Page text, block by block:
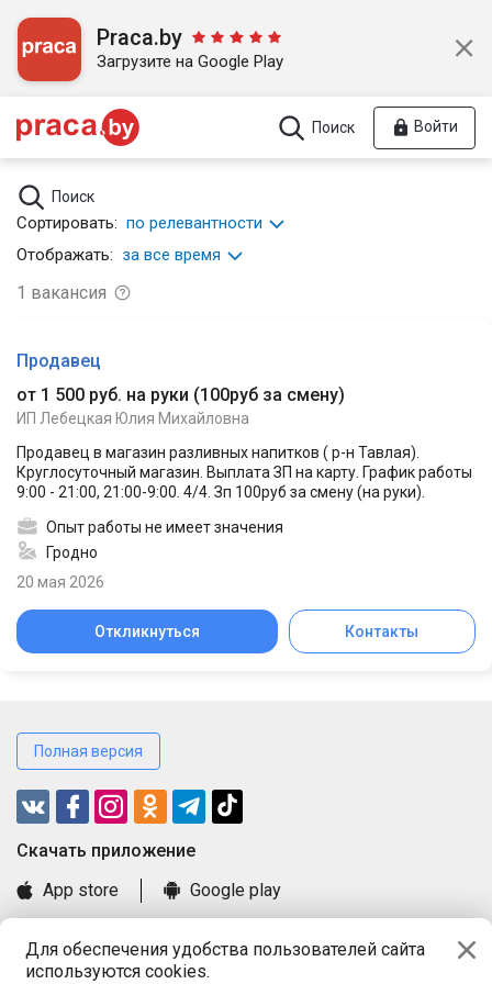
Для обеспечения удобства пользователей сайта
используются cookies.
Praca.by
Загрузите на Google Play
Поиск Войти
Поиск
Сортировать: по релевантности
Отображать: за все время
1 вакансия
Продавец
от 1 500 руб. на руки (100руб за смену)
ИП Лебецкая Юлия Михайловна
Продавец в магазин разливных напитков ( р-н Тавлая).
Круглосуточный магазин. Выплата ЗП на карту. График работы
9:00 - 21:00, 21:00-9:00. 4/4. Зп 100руб за смену (на руки).
Опыт работы не имеет значения
Гродно
20 мая 2026
Откликнуться Контакты
Полная версия
Cкачать приложение
App store
Google play
Книга замечаний и предложений